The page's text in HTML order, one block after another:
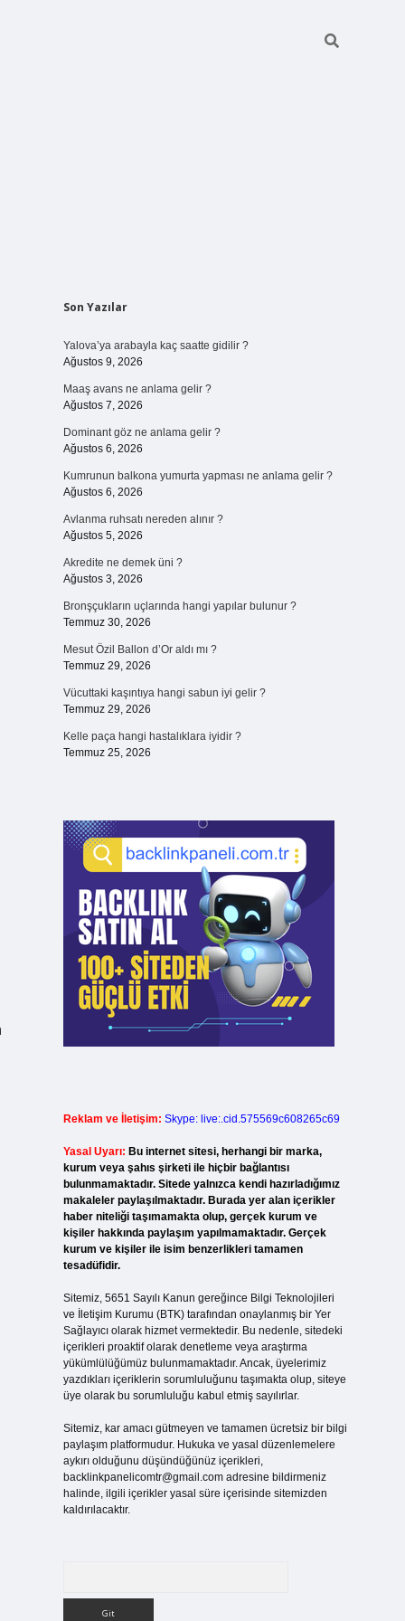
Sidebar
Son Yazılar
Yalova’ya arabayla kaç saatte gidilir ?
Ağustos 9, 2026
Maaş avans ne anlama gelir ?
Ağustos 7, 2026
Dominant göz ne anlama gelir ?
Ağustos 6, 2026
Kumrunun balkona yumurta yapması ne anlama gelir ?
Ağustos 6, 2026
Avlanma ruhsatı nereden alınır ?
Ağustos 5, 2026
Akredite ne demek üni ?
Ağustos 3, 2026
Bronşçukların uçlarında hangi yapılar bulunur ?
Temmuz 30, 2026
Mesut Özil Ballon d’Or aldı mı ?
Temmuz 29, 2026
Vücuttaki kaşıntıya hangi sabun iyi gelir ?
Temmuz 29, 2026
Kelle paça hangi hastalıklara iyidir ?
Temmuz 25, 2026
Reklam ve İletişim: Skype: live:.cid.575569c608265c69
Yasal Uyarı: Bu internet sitesi, herhangi bir marka,
kurum veya şahıs şirketi ile hiçbir bağlantısı
bulunmamaktadır. Sitede yalnızca kendi hazırladığımız
makaleler paylaşılmaktadır. Burada yer alan içerikler
haber niteliği taşımamakta olup, gerçek kurum ve
kişiler hakkında paylaşım yapılmamaktadır. Gerçek
kurum ve kişiler ile isim benzerlikleri tamamen
tesadüfidir.
Sitemiz, 5651 Sayılı Kanun gereğince Bilgi Teknolojileri
ve İletişim Kurumu (BTK) tarafından onaylanmış bir Yer
Sağlayıcı olarak hizmet vermektedir. Bu nedenle, sitedeki
içerikleri proaktif olarak denetleme veya araştırma
yükümlülüğümüz bulunmamaktadır. Ancak, üyelerimiz
yazdıkları içeriklerin sorumluluğunu taşımakta olup, siteye
üye olarak bu sorumluluğu kabul etmiş sayılırlar.
Sitemiz, kar amacı gütmeyen ve tamamen ücretsiz bir bilgi
paylaşım platformudur. Hukuka ve yasal düzenlemelere
aykırı olduğunu düşündüğünüz içerikleri,
backlinkpanelicomtr@gmail.comadresine bildirmeniz
halinde, ilgili içerikler yasal süre içerisinde sitemizden
kaldırılacaktır.